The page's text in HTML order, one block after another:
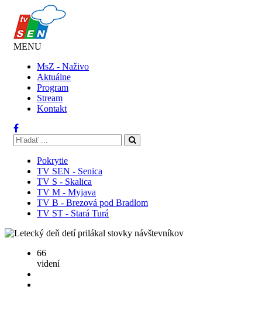
MENU
MsZ - Naživo
Aktuálne
Program
Stream
Kontakt
Pokrytie
TV SEN - Senica
TV S - Skalica
TV M - Myjava
TV B - Brezová pod Bradlom
TV ST - Stará Turá
66
videní